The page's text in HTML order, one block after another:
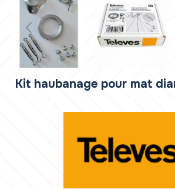
Kit haubanage pour mat